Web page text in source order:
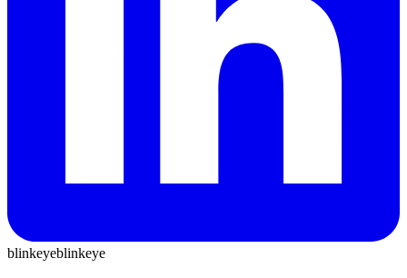
blinkeyeblinkeye